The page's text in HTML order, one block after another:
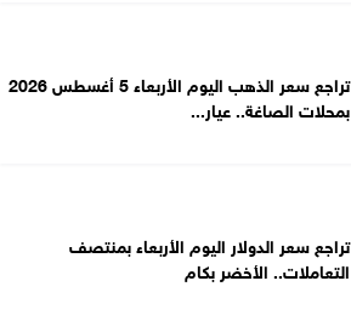
تراجع سعر الذهب اليوم الأربعاء 5 أغسطس 2026
بمحلات الصاغة.. عيار...
تراجع سعر الدولار اليوم الأربعاء بمنتصف
التعاملات.. الأخضر بكام